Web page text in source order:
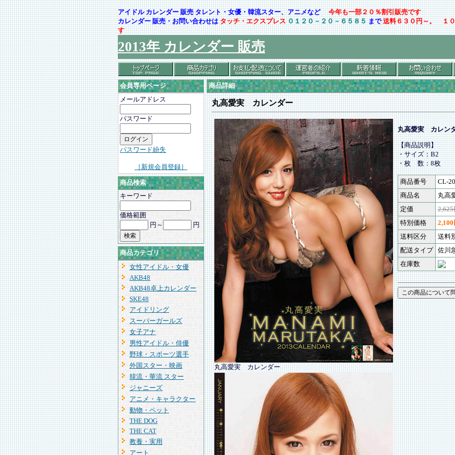
アイドル カレンダー 販売 タレント・女優・韓流スター、アニメなど今年も一部２０％割引販売です
カレンダー 販売・お問い合わせはタッチ・エクスプレス ０１２０－２０－６５８５ まで送料６３０円～。 １
す
2013年 カレンダー 販売
会員専用ページ
メールアドレス
パスワード
パスワード紛失
［新規会員登録］
商品検索
キーワード
価格範囲
円～
円
商品カテゴリ
女性アイドル・女優
AKB48
AKB48卓上カレンダー
SKE48
アイドリング
スーパーガールズ
女子アナ
男性アイドル・俳優
野球・スポーツ選手
外国スター・映画
韓流・華流 スター
ジャニーズ
アニメ・キャラクター
動物・ペット
THE DOG
THE CAT
教養・実用
アート
商品詳細
丸高愛実 カレンダー
丸高愛実 カレンダー
丸高愛実 カレン
【商品説明】
・サイズ：B2
・枚 数：8枚
商品番号
CL-
商品名
丸高
定価
2,625
特別価格
2,100
送料区分
送料
配送タイプ 佐川
在庫数